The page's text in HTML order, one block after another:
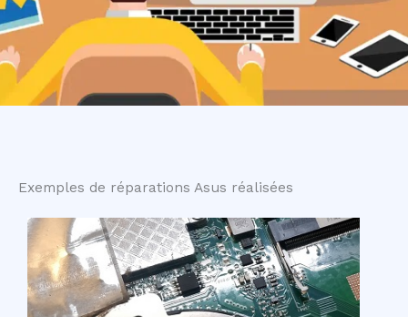
Exemples de réparations Asus réalisées